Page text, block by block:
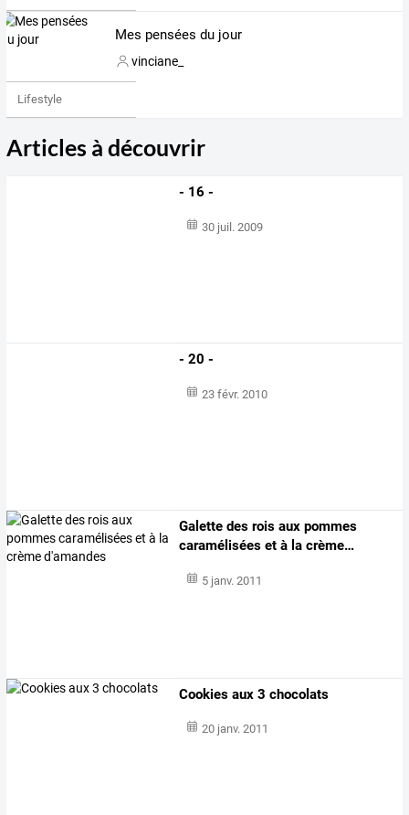
Mes pensées du jour
vinciane_
Lifestyle
Articles à découvrir
- 16 -
30 juil. 2009
- 20 -
23 févr. 2010
Galette des rois aux pommes
caramélisées et à la crème…
5 janv. 2011
Cookies aux 3 chocolats
20 janv. 2011